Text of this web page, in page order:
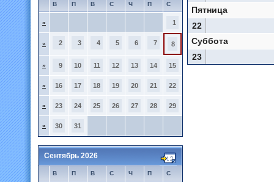
В П В С Ч П С
» 1
» 2 3 4 5 6 7 8
» 9 10 11 12 13 14 15
» 16 17 18 19 20 21 22
» 23 24 25 26 27 28 29
» 30 31
Сентябрь 2026
В П В С Ч П С
Пятница
22
Суббота
23